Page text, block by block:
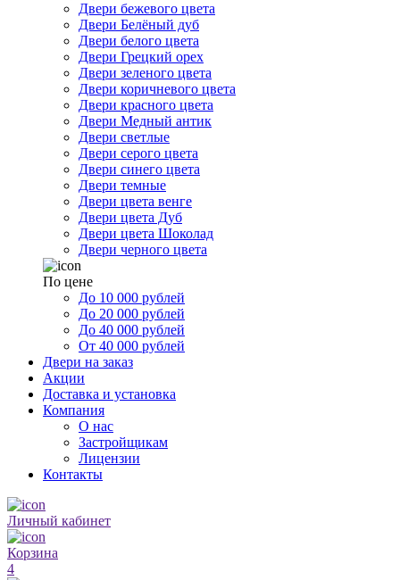
Двери бежевого цвета
Двери Белёный дуб
Двери белого цвета
Двери Грецкий орех
Двери зеленого цвета
Двери коричневого цвета
Двери красного цвета
Двери Медный антик
Двери светлые
Двери серого цвета
Двери синего цвета
Двери темные
Двери цвета венге
Двери цвета Дуб
Двери цвета Шоколад
Двери черного цвета
По цене
До 10 000 рублей
До 20 000 рублей
До 40 000 рублей
От 40 000 рублей
Двери на заказ
Акции
Доставка и установка
Компания
О нас
Застройщикам
Лицензии
Контакты
Личный кабинет
Корзина
4